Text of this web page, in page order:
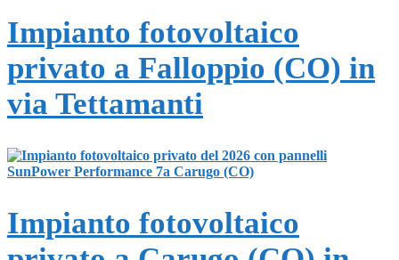
Impianto fotovoltaico
privato a Falloppio (CO) in
via Tettamanti
Impianto fotovoltaico